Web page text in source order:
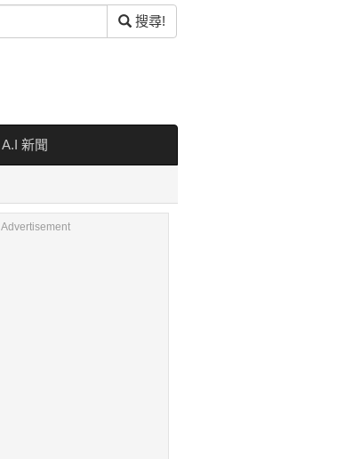
搜尋!
A.I 新聞
Advertisement